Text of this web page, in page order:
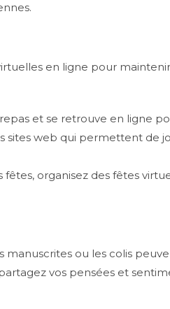
en ligne pour
et se retrouve en ligne
sites web qui permettent de
organisez des fêtes
manuscrites ou les colis
vos pensées et